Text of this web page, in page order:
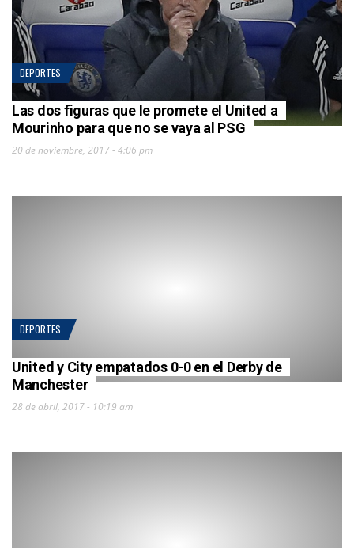
DEPORTES
Las dos figuras que le promete el United a
Mourinho para que no se vaya al PSG
20 de noviembre, 2017 - 4:06 pm
DEPORTES
United y City empatados 0-0 en el Derby de
Manchester
28 de abril, 2017 - 10:19 am